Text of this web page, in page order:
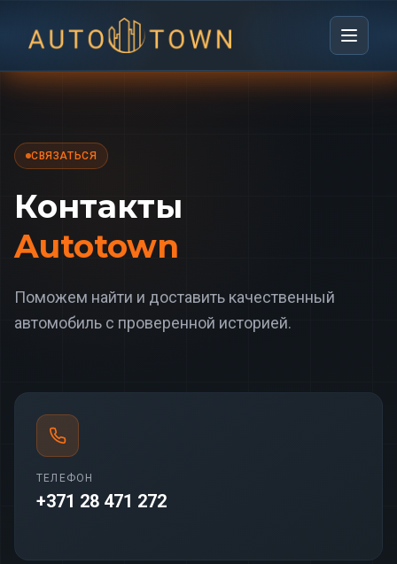
СВЯЗАТЬСЯ
Контакты
Autotown
Поможем найти и доставить качественный
автомобиль с проверенной историей.
ТЕЛЕФОН
+371 28 471 272